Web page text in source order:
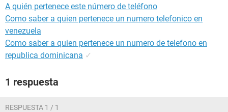
A quién pertenece este número de teléfono
Como saber a quien pertenece un numero telefonico en
venezuela
Como saber a quien pertenece un numero de telefono en
republica dominicana ✓
1 respuesta
RESPUESTA 1 / 1